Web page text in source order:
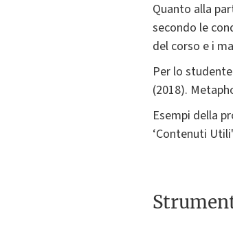
Quanto alla
secondo le
del corso e i
Per lo
(2018).
Esempi della
‘Contenuti